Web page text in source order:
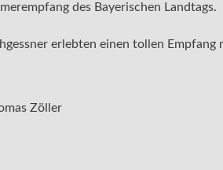
des Bayerischen Landtags.
erlebten einen tollen
Zöller